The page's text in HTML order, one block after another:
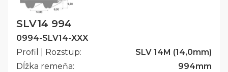
SLV14 994
0994-SLV14-XXX
Profil | Rozstup:
SLV 14M (14,0mm)
Dĺžka remeňa:
994mm